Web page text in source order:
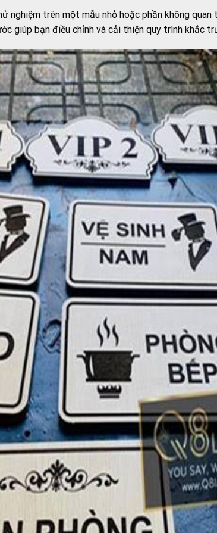
nghiệm trên một mẫu nhỏ hoặc phần không
giúp bạn điều chỉnh và cải thiện quy trình khắc